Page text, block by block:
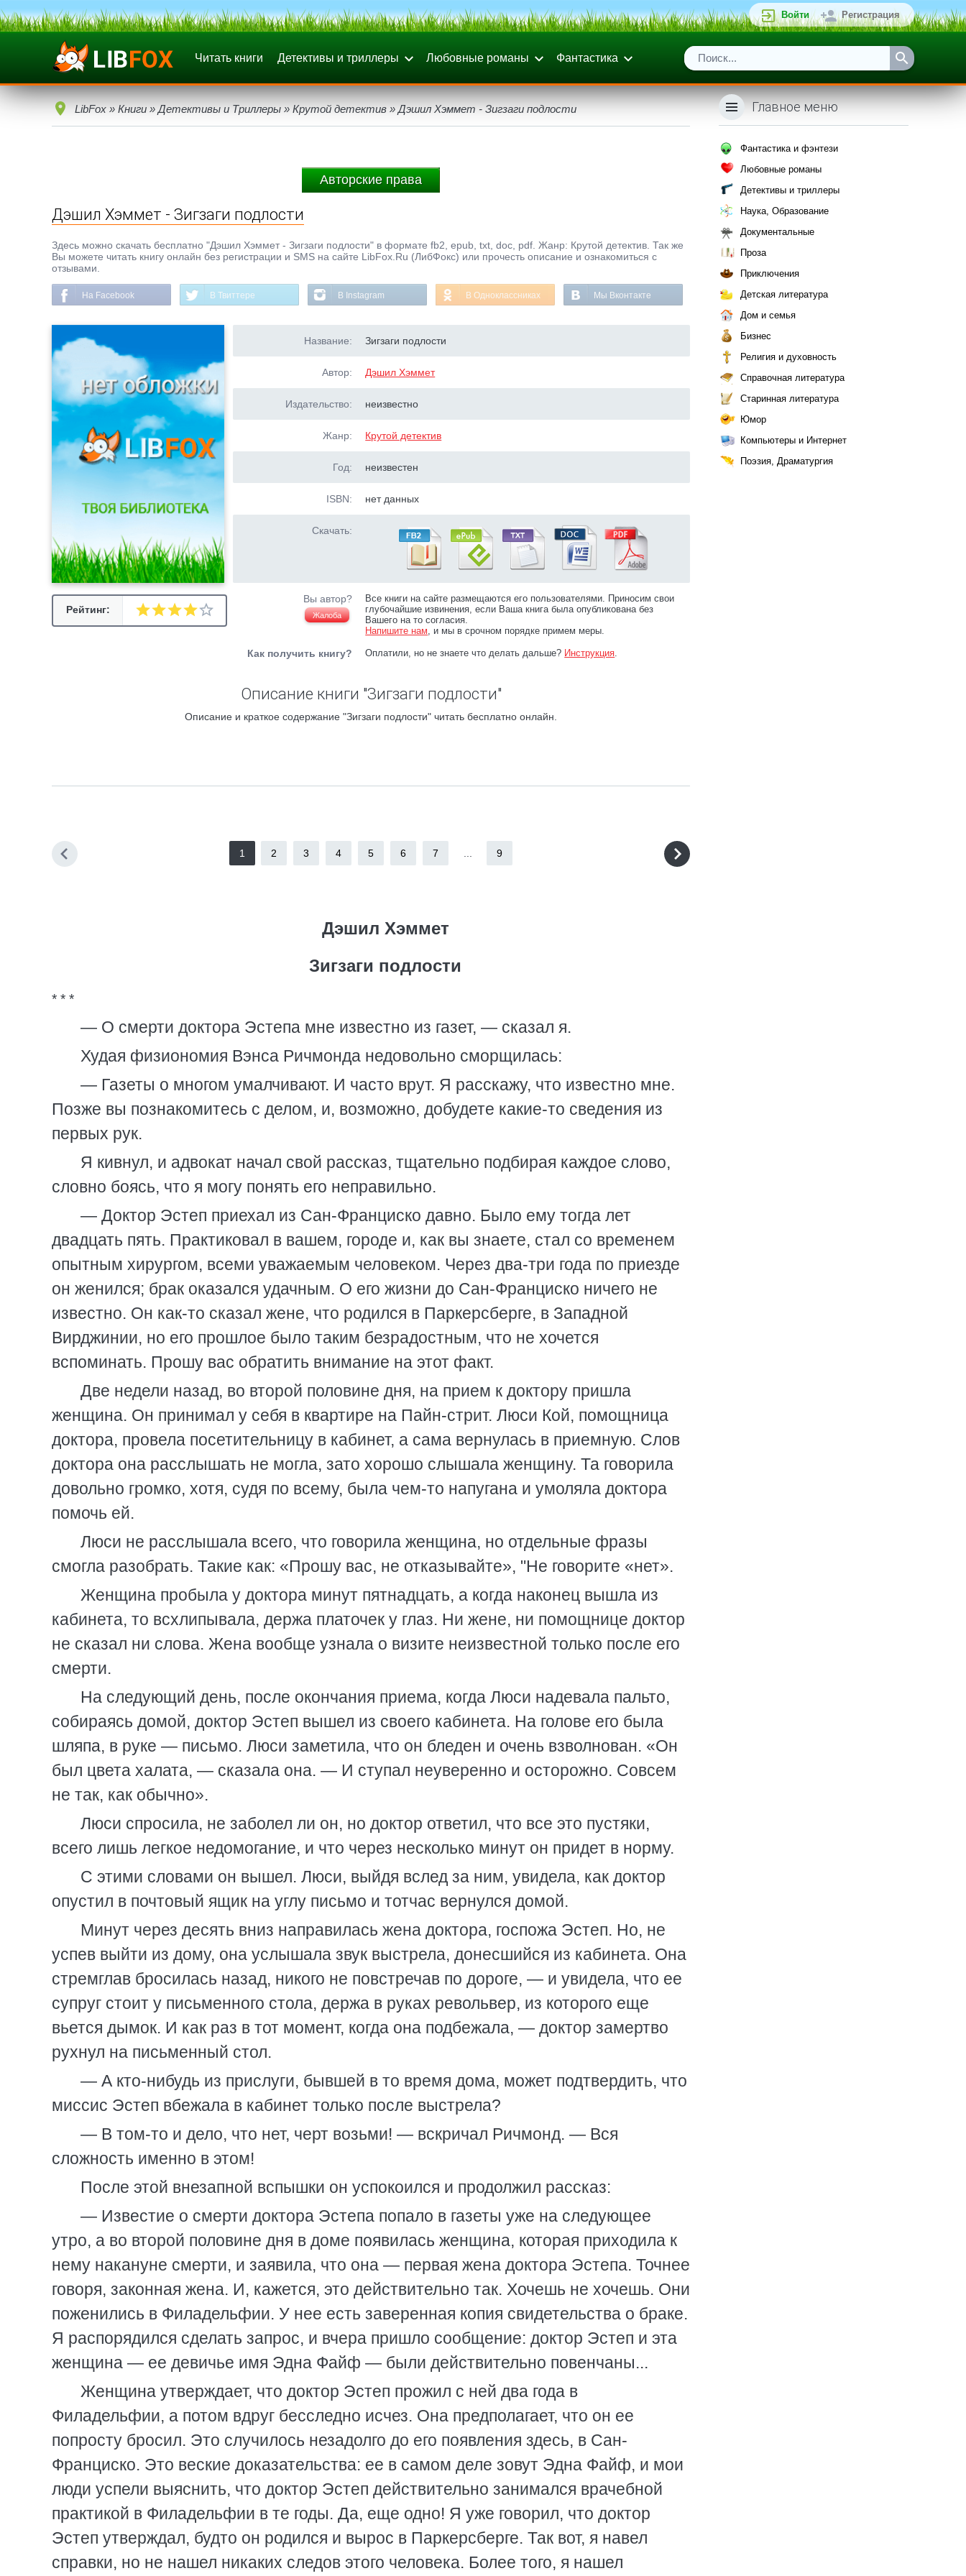
Войти Регистрация
Читать книги Детективы и триллеры Любовные романы Фантастика
LibFox » Книги » Детективы и Триллеры » Крутой детектив » Дэшил Хэммет - Зигзаги подлости
Авторские права
Дэшил Хэммет - Зигзаги подлости
Здесь можно скачать бесплатно "Дэшил Хэммет - Зигзаги подлости" в формате fb2, epub, txt, doc, pdf. Жанр: Крутой детектив. Так же
Вы можете читать книгу онлайн без регистрации и SMS на сайте LibFox.Ru (ЛибФокс) или прочесть описание и ознакомиться с
отзывами.
На Facebook В Твиттере В Instagram В Одноклассниках Мы Вконтакте
Рейтинг:
Название: Зигзаги подлости
Автор: Дэшил Хэммет
Издательство: неизвестно
Жанр: Крутой детектив
Год: неизвестен
ISBN: нет данных
Скачать:
Вы автор?
Жалоба
Все книги на сайте размещаются его пользователями. Приносим свои
глубочайшие извинения, если Ваша книга была опубликована без
Вашего на то согласия.
Напишите нам, и мы в срочном порядке примем меры.
Как получить книгу? Оплатили, но не знаете что делать дальше? Инструкция.
Описание книги "Зигзаги подлости"
Описание и краткое содержание "Зигзаги подлости" читать бесплатно онлайн.
1 2 3 4 5 6 7 9
Дэшил Хэммет
Зигзаги подлости
* * *
— О смерти доктора Эстепа мне известно из газет, — сказал я.
Худая физиономия Вэнса Ричмонда недовольно сморщилась:
— Газеты о многом умалчивают. И часто врут. Я расскажу, что известно мне.
Позже вы познакомитесь с делом, и, возможно, добудете какие-то сведения из
первых рук.
Я кивнул, и адвокат начал свой рассказ, тщательно подбирая каждое слово,
словно боясь, что я могу понять его неправильно.
— Доктор Эстеп приехал из Сан-Франциско давно. Было ему тогда лет
двадцать пять. Практиковал в вашем, городе и, как вы знаете, стал со временем
опытным хирургом, всеми уважаемым человеком. Через два-три года по приезде
он женился; брак оказался удачным. О его жизни до Сан-Франциско ничего не
известно. Он как-то сказал жене, что родился в Паркерсберге, в Западной
Вирджинии, но его прошлое было таким безрадостным, что не хочется
вспоминать. Прошу вас обратить внимание на этот факт.
Две недели назад, во второй половине дня, на прием к доктору пришла
женщина. Он принимал у себя в квартире на Пайн-стрит. Люси Кой, помощница
доктора, провела посетительницу в кабинет, а сама вернулась в приемную. Слов
доктора она расслышать не могла, зато хорошо слышала женщину. Та говорила
довольно громко, хотя, судя по всему, была чем-то напугана и умоляла доктора
помочь ей.
Люси не расслышала всего, что говорила женщина, но отдельные фразы
смогла разобрать. Такие как: «Прошу вас, не отказывайте», "Не говорите «нет».
Женщина пробыла у доктора минут пятнадцать, а когда наконец вышла из
кабинета, то всхлипывала, держа платочек у глаз. Ни жене, ни помощнице доктор
не сказал ни слова. Жена вообще узнала о визите неизвестной только после его
смерти.
На следующий день, после окончания приема, когда Люси надевала пальто,
собираясь домой, доктор Эстеп вышел из своего кабинета. На голове его была
шляпа, в руке — письмо. Люси заметила, что он бледен и очень взволнован. «Он
был цвета халата, — сказала она. — И ступал неуверенно и осторожно. Совсем
не так, как обычно».
Люси спросила, не заболел ли он, но доктор ответил, что все это пустяки,
всего лишь легкое недомогание, и что через несколько минут он придет в норму.
С этими словами он вышел. Люси, выйдя вслед за ним, увидела, как доктор
опустил в почтовый ящик на углу письмо и тотчас вернулся домой.
Минут через десять вниз направилась жена доктора, госпожа Эстеп. Но, не
успев выйти из дому, она услышала звук выстрела, донесшийся из кабинета. Она
стремглав бросилась назад, никого не повстречав по дороге, — и увидела, что ее
супруг стоит у письменного стола, держа в руках револьвер, из которого еще
вьется дымок. И как раз в тот момент, когда она подбежала, — доктор замертво
рухнул на письменный стол.
— А кто-нибудь из прислуги, бывшей в то время дома, может подтвердить, что
миссис Эстеп вбежала в кабинет только после выстрела?
— В том-то и дело, что нет, черт возьми! — вскричал Ричмонд. — Вся
сложность именно в этом!
После этой внезапной вспышки он успокоился и продолжил рассказ:
— Известие о смерти доктора Эстепа попало в газеты уже на следующее
утро, а во второй половине дня в доме появилась женщина, которая приходила к
нему накануне смерти, и заявила, что она — первая жена доктора Эстепа. Точнее
говоря, законная жена. И, кажется, это действительно так. Хочешь не хочешь. Они
поженились в Филадельфии. У нее есть заверенная копия свидетельства о браке.
Я распорядился сделать запрос, и вчера пришло сообщение: доктор Эстеп и эта
женщина — ее девичье имя Эдна Файф — были действительно повенчаны...
Женщина утверждает, что доктор Эстеп прожил с ней два года в
Филадельфии, а потом вдруг бесследно исчез. Она предполагает, что он ее
попросту бросил. Это случилось незадолго до его появления здесь, в Сан-
Франциско. Это веские доказательства: ее в самом деле зовут Эдна Файф, и мои
люди успели выяснить, что доктор Эстеп действительно занимался врачебной
практикой в Филадельфии в те годы. Да, еще одно! Я уже говорил, что доктор
Эстеп утверждал, будто он родился и вырос в Паркерсберге. Так вот, я навел
справки, но не нашел никаких следов этого человека. Более того, я нашел
Главное меню
Фантастика и фэнтези
Любовные романы
Детективы и триллеры
Наука, Образование
Документальные
Проза
Приключения
Детская литература
Дом и семья
Бизнес
Религия и духовность
Справочная литература
Старинная литература
Юмор
Компьютеры и Интернет
Поэзия, Драматургия